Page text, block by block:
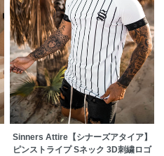
Sinners Attire【シナーズアタイア】
ピンストライプ Sネック 3D刺繍ロゴ